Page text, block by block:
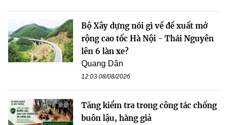
Bộ Xây dựng nói gì về đề xuất mở
rộng cao tốc Hà Nội - Thái Nguyên
lên 6 làn xe?
Quang Dân
12:03 08/08/2026
Tăng kiểm tra trong công tác chống
buôn lậu, hàng giả